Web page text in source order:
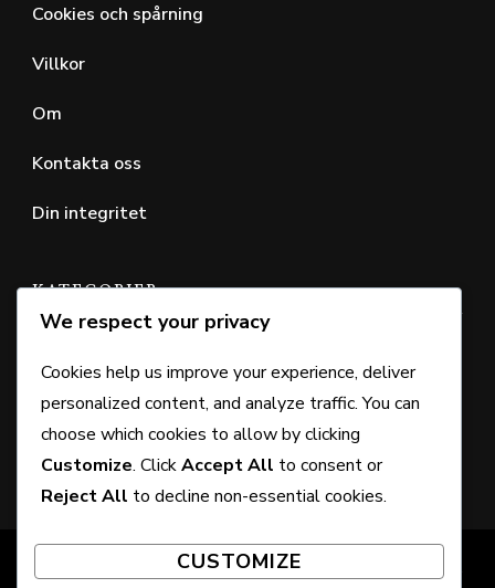
Cookies och spårning
Villkor
Om
Kontakta oss
Din integritet
KATEGORIER
Plånboks kod inlösen
© Copyright 2026crazykinux.com. All Rights Reserved.
We respect your privacy
Cookies help us improve your experience, deliver
personalized content, and analyze traffic. You can
choose which cookies to allow by clicking
Customize. ClickAccept All to consent or
Reject All to decline non-essential cookies.
CUSTOMIZE